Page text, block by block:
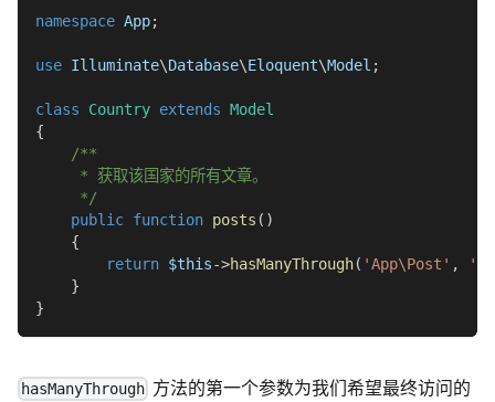
namespace App;
use Illuminate\Database\Eloquent\Model ;
class Country extends Model
{
/**
     * 获取该国家的所有文章。
     */
public function posts ( )
{
return $this->hasManyThrough( 'App\Post' ,
}
}
hasManyThrough 方法的第一个参数为我们希望最终访问的